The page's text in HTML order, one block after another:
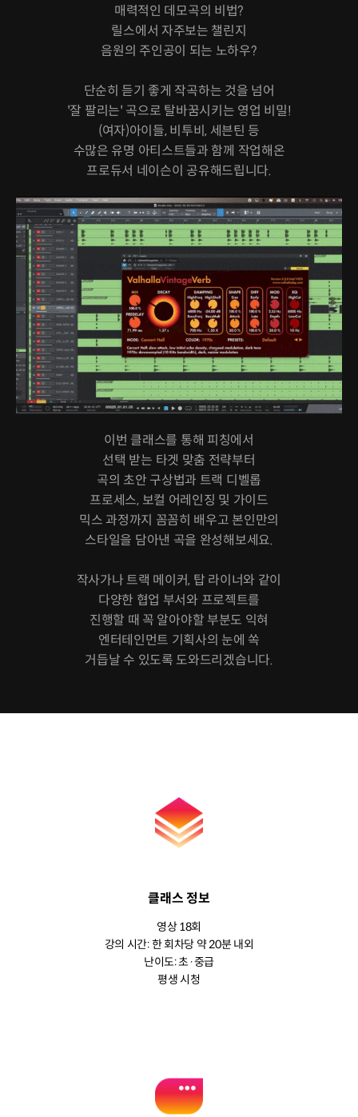
매력적인 데모곡의 비법?
릴스에서 자주보는 챌린지
음원의 주인공이 되는 노하우?
단순히 듣기 좋게 작곡하는 것을 넘어
'잘 팔리는' 곡으로 탈바꿈시키는 영업 비밀!
(여자)아이들, 비투비, 세븐틴 등
수많은 유명 아티스트들과 함께 작업해온
프로듀서 네이슨이 공유해드립니다.
이번 클래스를 통해 피칭에서
선택 받는 타겟 맞춤 전략부터
곡의 초안 구상법과 트랙 디벨롭
프로세스, 보컬 어레인징 및 가이드
믹스 과정까지 꼼꼼히 배우고 본인만의
스타일을 담아낸 곡을 완성해보세요.
작사가나 트랙 메이커, 탑 라이너와 같이
다양한 협업 부서와 프로젝트를
진행할 때 꼭 알아야할 부분도 익혀
엔터테인먼트 기획사의 눈에 쏙
거듭날 수 있도록 도와드리겠습니다.
클래스 정보
영상 18회
강의 시간: 한 회차당 약 20분 내외
난이도: 초·중급
평생 시청